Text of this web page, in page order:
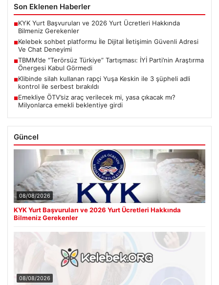
Son Eklenen Haberler
■KYK Yurt Başvuruları ve 2026 Yurt Ücretleri Hakkında
Bilmeniz Gerekenler
■Kelebek sohbet platformu İle Dijital İletişimin Güvenli Adresi
Ve Chat Deneyimi
■TBMM’de “Terörsüz Türkiye” Tartışması: İYİ Parti’nin Araştırma
Önergesi Kabul Görmedi
■Klibinde silah kullanan rapçi Yuşa Keskin ile 3 şüpheli adli
kontrol ile serbest bırakıldı
■Emekliye ÖTV’siz araç verilecek mi, yasa çıkacak mı?
Milyonlarca emekli beklentiye girdi
Güncel
08/08/2026
KYK Yurt Başvuruları ve 2026 Yurt Ücretleri Hakkında
Bilmeniz Gerekenler
08/08/2026